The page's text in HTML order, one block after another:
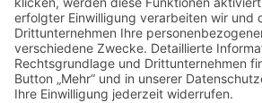
westfälischen Kommunen
Band 2: Sophia Burkhardt
Programmfabrik gegen